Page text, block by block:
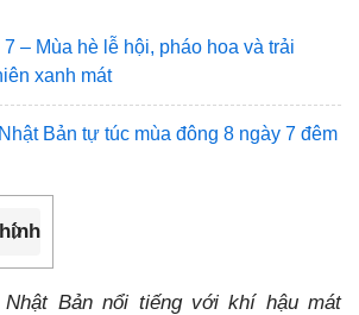
– Mùa hè lễ hội, pháo hoa và trải
xanh mát
Bản tự túc mùa đông 8 ngày 7 đêm
Bản nổi tiếng với khí hậu mát